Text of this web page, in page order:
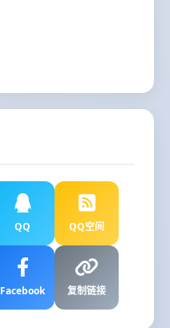
QQ QQ空间
Facebook 复制链接